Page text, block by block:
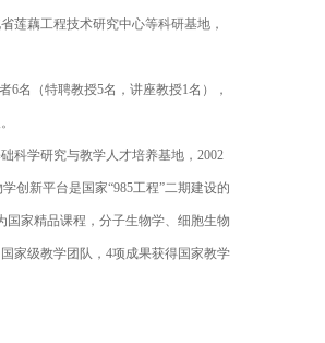
莲藕工程技术研究中心等科研基地，
名（特聘教授5名，讲座教授1名），
科学研究与教学人才培养基地，2002
创新平台是国家“985工程”二期建设的
家精品课程，分子生物学、细胞生物
家级教学团队，4项成果获得国家教学